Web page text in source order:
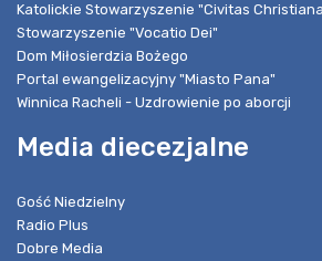
Katolickie Stowarzyszenie "Civitas
Stowarzyszenie "Vocatio Dei"
Dom Miłosierdzia Bożego
Portal ewangelizacyjny "Miasto Pana"
Winnica Racheli - Uzdrowienie po aborcji
Media diecezjalne
Gość Niedzielny
Radio Plus
Dobre Media